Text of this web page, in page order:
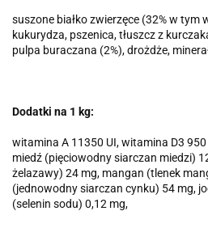
suszone białko zwierzęce (32% w tym
kukurydza, pszenica, tłuszcz z
pulpa buraczana (2%), drożdże,
Dodatki na 1 kg:
witamina A 11350 UI, witamina D3
miedź (pięciowodny siarczan miedzi)
żelazawy) 24 mg, mangan (tlenek
(jednowodny siarczan cynku) 54 mg,
(selenin sodu) 0,12 mg,